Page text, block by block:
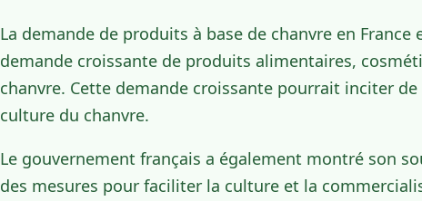
La demande de produits à base de chanvre en
demande croissante de produits alimentaires,
chanvre. Cette demande croissante pourrait inciter
culture du chanvre.
Le gouvernement français a également montré son
des mesures pour faciliter la culture et la